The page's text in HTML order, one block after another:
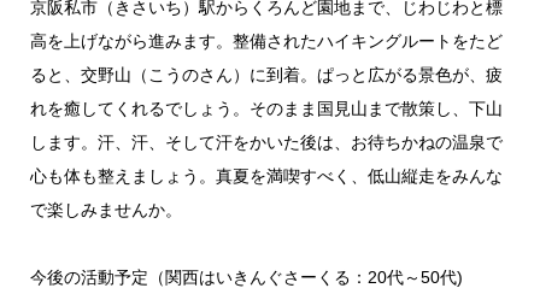
京阪私市（きさいち）駅からくろんど園地まで、じわじわと標
高を上げながら進みます。整備されたハイキングルートをたど
ると、交野山（こうのさん）に到着。ぱっと広がる景色が、疲
れを癒してくれるでしょう。そのまま国見山まで散策し、下山
します。汗、汗、そして汗をかいた後は、お待ちかねの温泉で
心も体も整えましょう。真夏を満喫すべく、低山縦走をみんな
で楽しみませんか。
今後の活動予定（関西はいきんぐさーくる：20代～50代)